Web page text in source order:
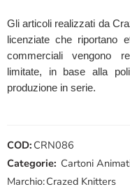
Gli articoli realizzati da
licenziate che riportano
commerciali vengono
limitate, in base alla
produzione in serie.
COD: CRN086
Categorie: Cartoni
Marchio:Crazed Knitters